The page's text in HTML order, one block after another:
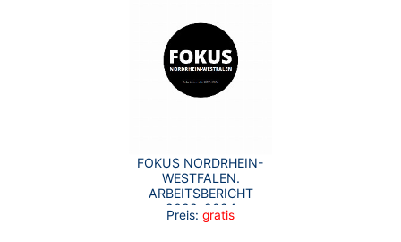
FOKUS NORDRHEIN-
WESTFALEN.
ARBEITSBERICHT
2022-2024
Preis: gratis